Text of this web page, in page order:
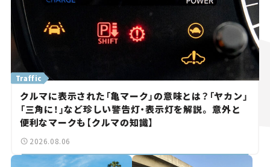
クルマに表示された「亀マーク」の意味とは？「ヤカン」
「三角に！」など珍しい警告灯・表示灯を解説。 意外と
便利なマークも【クルマの知識】
Traffic
2026.08.06